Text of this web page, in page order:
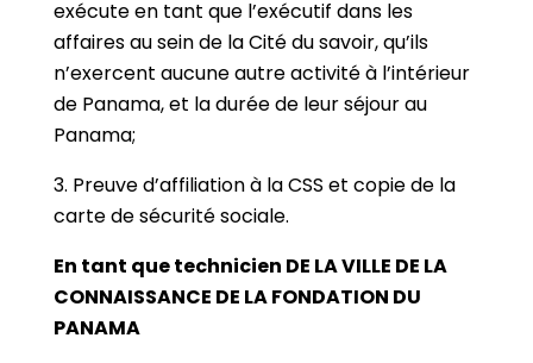
exécute en tant que l’exécutif dans les
affaires au sein de la Cité du savoir, qu’ils
n’exercent aucune autre activité à l’intérieur
de Panama, et la durée de leur séjour au
Panama;
3. Preuve d’affiliation à la CSS et copie de la
carte de sécurité sociale.
En tant que technicien DE LA VILLE DE LA
CONNAISSANCE DE LA FONDATION DU
PANAMA